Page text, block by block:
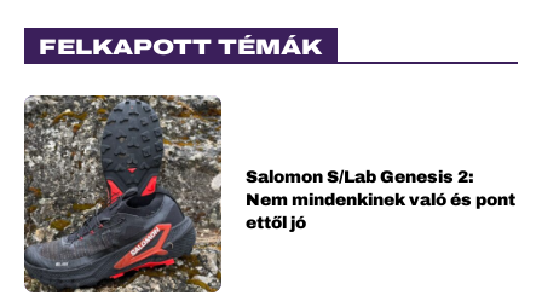
FELKAPOTT TÉMÁK
Salomon S/Lab Genesis 2:
Nem mindenkinek való és pont
ettől jó